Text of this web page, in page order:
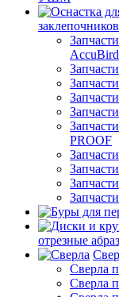
заклепочников
AccuBird
PROOF
отрезные
Сверла
Сверла